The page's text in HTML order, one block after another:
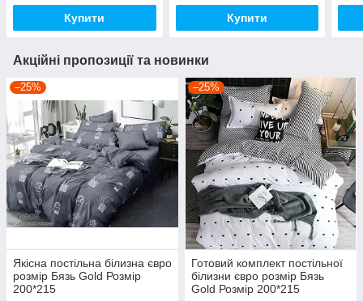
Купити Купити
Акційні пропозиції та новинки
–25%
Якісна постільна білизна євро
розмір Бязь Gold Розмір
200*215
–25%
Готовий комплект постільної
білизни євро розмір Бязь
Gold Розмір 200*215